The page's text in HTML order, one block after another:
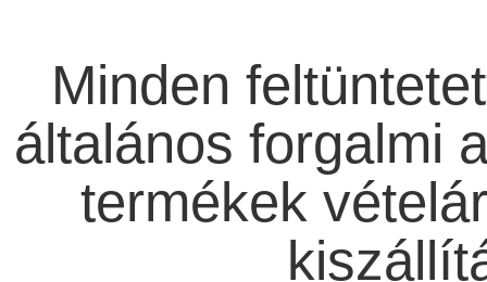
Minden
általános forgalmi
termékek